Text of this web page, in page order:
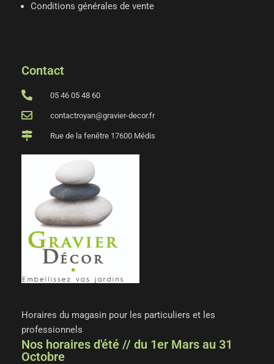
Conditions générales de vente
Contact
05 46 05 48 60
contactroyan@gravier-decor.fr
Rue de la fenêtre 17600 Médis
Horaires du magasin pour les particuliers et les
professionnels
Nos horaires d'été // du 1er Mars au 31
Octobre